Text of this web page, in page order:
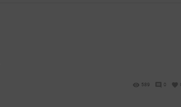
589 0